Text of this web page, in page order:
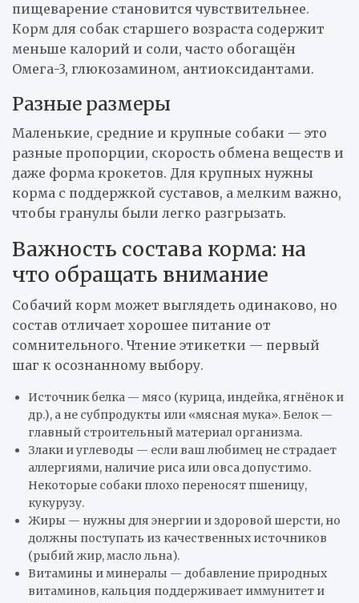
пищеварение становится чувствительнее.
Корм для собак старшего возраста содержит
меньше калорий и соли, часто обогащён
Омега-3, глюкозамином, антиоксидантами.
Разные размеры
Маленькие, средние и крупные собаки — это
разные пропорции, скорость обмена веществ и
даже форма крокетов. Для крупных нужны
корма с поддержкой суставов, а мелким важно,
чтобы гранулы были легко разгрызать.
Важность состава корма: на
что обращать внимание
Собачий корм может выглядеть одинаково, но
состав отличает хорошее питание от
сомнительного. Чтение этикетки — первый
шаг к осознанному выбору.
Источник белка — мясо (курица, индейка, ягнёнок и
др.), а не субпродукты или «мясная мука». Белок —
главный строительный материал организма.
Злаки и углеводы — если ваш любимец не страдает
аллергиями, наличие риса или овса допустимо.
Некоторые собаки плохо переносят пшеницу,
кукурузу.
Жиры — нужны для энергии и здоровой шерсти, но
должны поступать из качественных источников
(рыбий жир, масло льна).
Витамины и минералы — добавление природных
витаминов, кальция поддерживает иммунитет и